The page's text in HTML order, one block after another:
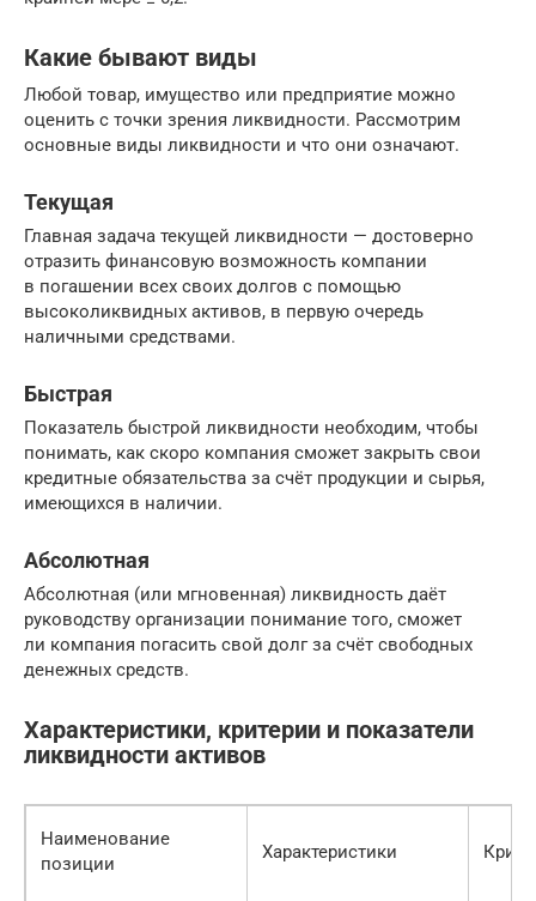
Какие бывают виды
Любой товар, имущество или предприятие можно
оценить с точки зрения ликвидности. Рассмотрим
основные виды ликвидности и что они означают.
Текущая
Главная задача текущей ликвидности — достоверно
отразить финансовую возможность компании
в погашении всех своих долгов с помощью
высоколиквидных активов, в первую очередь
наличными средствами.
Быстрая
Показатель быстрой ликвидности необходим, чтобы
понимать, как скоро компания сможет закрыть свои
кредитные обязательства за счёт продукции и сырья,
имеющихся в наличии.
Абсолютная
Абсолютная (или мгновенная) ликвидность даёт
руководству организации понимание того, сможет
ли компания погасить свой долг за счёт свободных
денежных средств.
Характеристики, критерии и показатели
ликвидности активов
Наименование
позиции
Характеристики